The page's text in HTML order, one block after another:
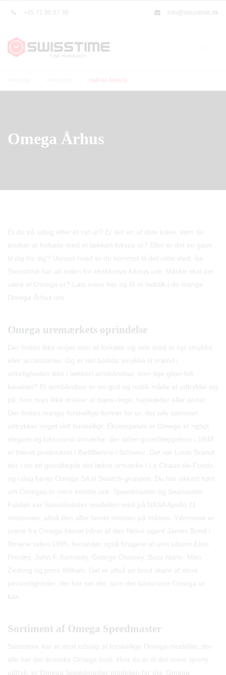
+45 71 96 07 38 info@swisstime.dk
OMEGA ÅRHUS
Omega Århus
Er du på udkig efter et nyt ur? Er det en af dine kære, som du
ønsker at forkæle med et lækkert luksus ur? Eller er det en gave
til dig fra dig? Uanset hvad er du kommet til det rette sted, da
Swisstime har alt inden for eksklusive luksus ure. Måske skal det
være et Omega ur? Læs mere her og få et indblik i de mange
Omega Århus ure.
Omega uremærkets oprindelse
Der findes ikke noget som at forkæle sig selv med et nyt smykke
eller accessories. Og er det bedste smykke til mænd i
virkeligheden ikke i lækkert armbåndsur, som lige giver lidt
karakter? Et armbåndsur er en god og rustik måde at udtrykke sig
på, hvis man ikke ønsker at bære ringe, halskæder eller andet.
Der findes mange forskellige former for ur, der alle sammen
udtrykker noget vidt forskelligt. Eksempelvis er Omega et rigtigt
elegant og luksuriøst urmærke, der siden grundlæggelsen i 1848
er blevet produceret i Biel/Bienne i Schweiz. Det var Louis Brandt
der i sin tid grundlagde det lækre urmærke i La Chaux-de-Fonds,
og i dag hører Omega SA til Swatch-gruppen. Du har sikkert hørt
om Omegas to mest kendte ure: Speedmaster og Seamaster.
Faktisk var Speedmaster-modellen med på NASA Apollo 11
missionen, altså den aller første mission på månen. Ydermere er
urene fra Omega blevet båret af den fiktive agent James Bond i
filmene siden 1995, herunder også brugere af uret såsom Elvis
Presley, John F. Kennedy, George Clooney, Buzz Aldrin, Mao
Zedong og prins William. Det er altså en bred skare af store
personligheder, der har set det, som det luksuriøse Omega ur
kan.
Sortiment af Omega Speedmaster
Swisstime har et stort udvalg af forskellige Omega-modeller, der
alle har det ikoniske Omega-look. Hvis du er til det mere sporty
udtryk, er Omega Speedmaster modellen for dig. Omega